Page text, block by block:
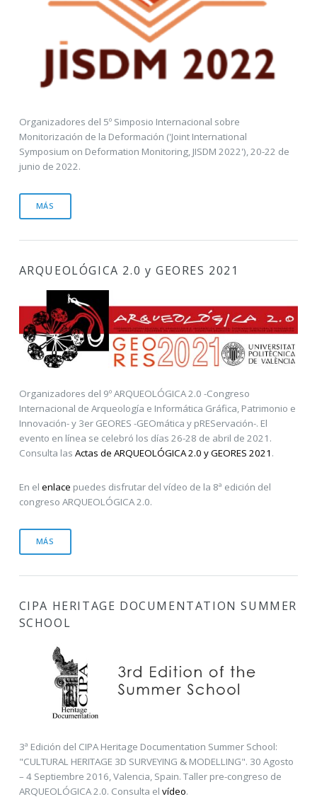
Organizadores del 5º Simposio Internacional sobre
Monitorización de la Deformación ('Joint International
Symposium on Deformation Monitoring, JISDM 2022'), 20-22 de
junio de 2022.
MÁS
ARQUEOLÓGICA 2.0 y GEORES 2021
Organizadores del 9º ARQUEOLÓGICA 2.0 -Congreso
Internacional de Arqueología e Informática Gráfica, Patrimonio e
Innovación- y 3er GEORES -GEOmática y pREServación-. El
evento en línea se celebró los días 26-28 de abril de 2021.
Consulta las Actas de ARQUEOLÓGICA 2.0 y GEORES 2021 .
En el enlace puedes disfrutar del vídeo de la 8ª edición del
congreso ARQUEOLÓGICA 2.0.
MÁS
CIPA HERITAGE DOCUMENTATION SUMMER
SCHOOL
3ª Edición del CIPA Heritage Documentation Summer School:
"CULTURAL HERITAGE 3D SURVEYING & MODELLING". 30 Agosto
– 4 Septiembre 2016, Valencia, Spain. Taller pre-congreso de
ARQUEOLÓGICA 2.0. Consulta el vídeo.